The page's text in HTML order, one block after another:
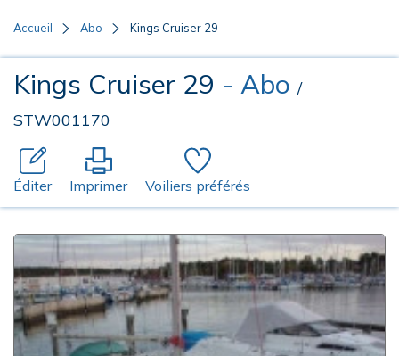
Accueil Abo Kings Cruiser 29
Kings Cruiser 29 - Abo /
STW001170
Éditer Imprimer Voiliers préférés